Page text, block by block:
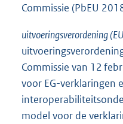
Commissie (PbEU
uitvoeringsverordening
Commissie van 12
voor EG-verklaringen
model voor de